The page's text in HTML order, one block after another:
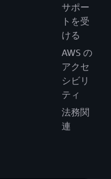
サポー
トを受
ける
AWS の
アクセ
シビリ
ティ
法務関
連